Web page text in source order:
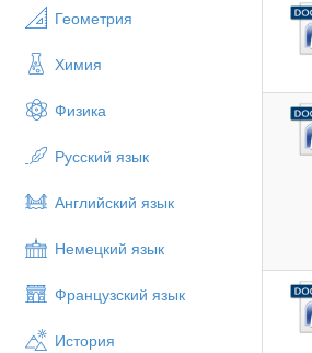
Геометрия
Химия
Физика
Русский язык
Английский язык
Немецкий язык
Французский язык
История